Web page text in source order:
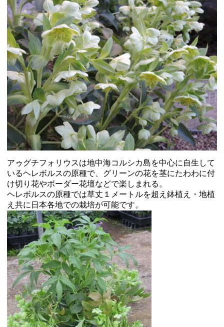
アゥグチフォリウスは地中海コルシカ島を中心に自生して
いるヘレボルスの原種で、グリーンの花を茎にたわわに付
け切り花やボーダー花壇などで楽しまれる。
ヘレボルスの原種では草丈１メートルを超え鉢植え・地植
え共に日本各地での栽培が可能です。